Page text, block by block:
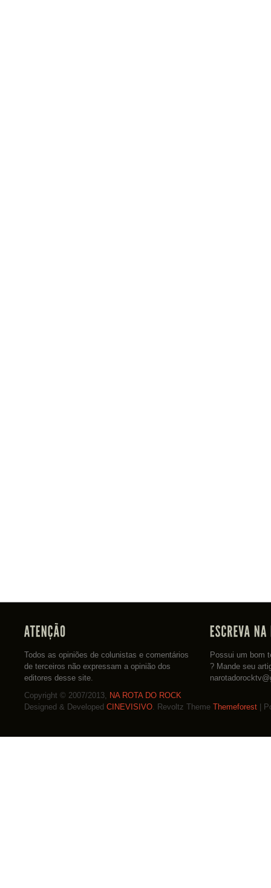
Todos as opiniões de colunistas e comentários
de terceiros não expressam a opinião dos
editores desse site.
Possui um bom
? Mande seu
Copyright © 2007/2013, NA ROTA DO ROCK
Designed & Developed CINEVISIVO. Revoltz Theme Themeforest |